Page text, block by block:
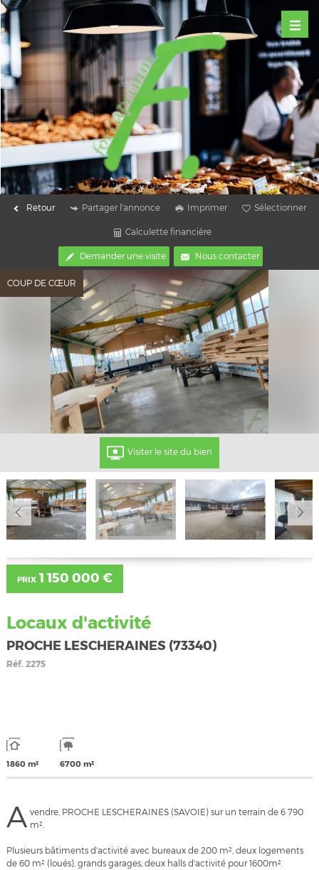
Retour Partager l'annonce Imprimer Sélectionner
Calculette financière
Demander une visite Nous contacter
COUP DE CŒUR
Visiter le site du bien
PRIX1 150 000 €
Locaux d'activité
PROCHE LESCHERAINES (73340)
Réf.2275
1860 m² 6700 m²
A vendre, PROCHE LESCHERAINES (SAVOIE) sur un terrain de 6 790
m².
Plusieurs bâtiments d'activité avec bureaux de 200 m², deux logements
de 60 m² (loués), grands garages, deux halls d'activité pour 1600m².